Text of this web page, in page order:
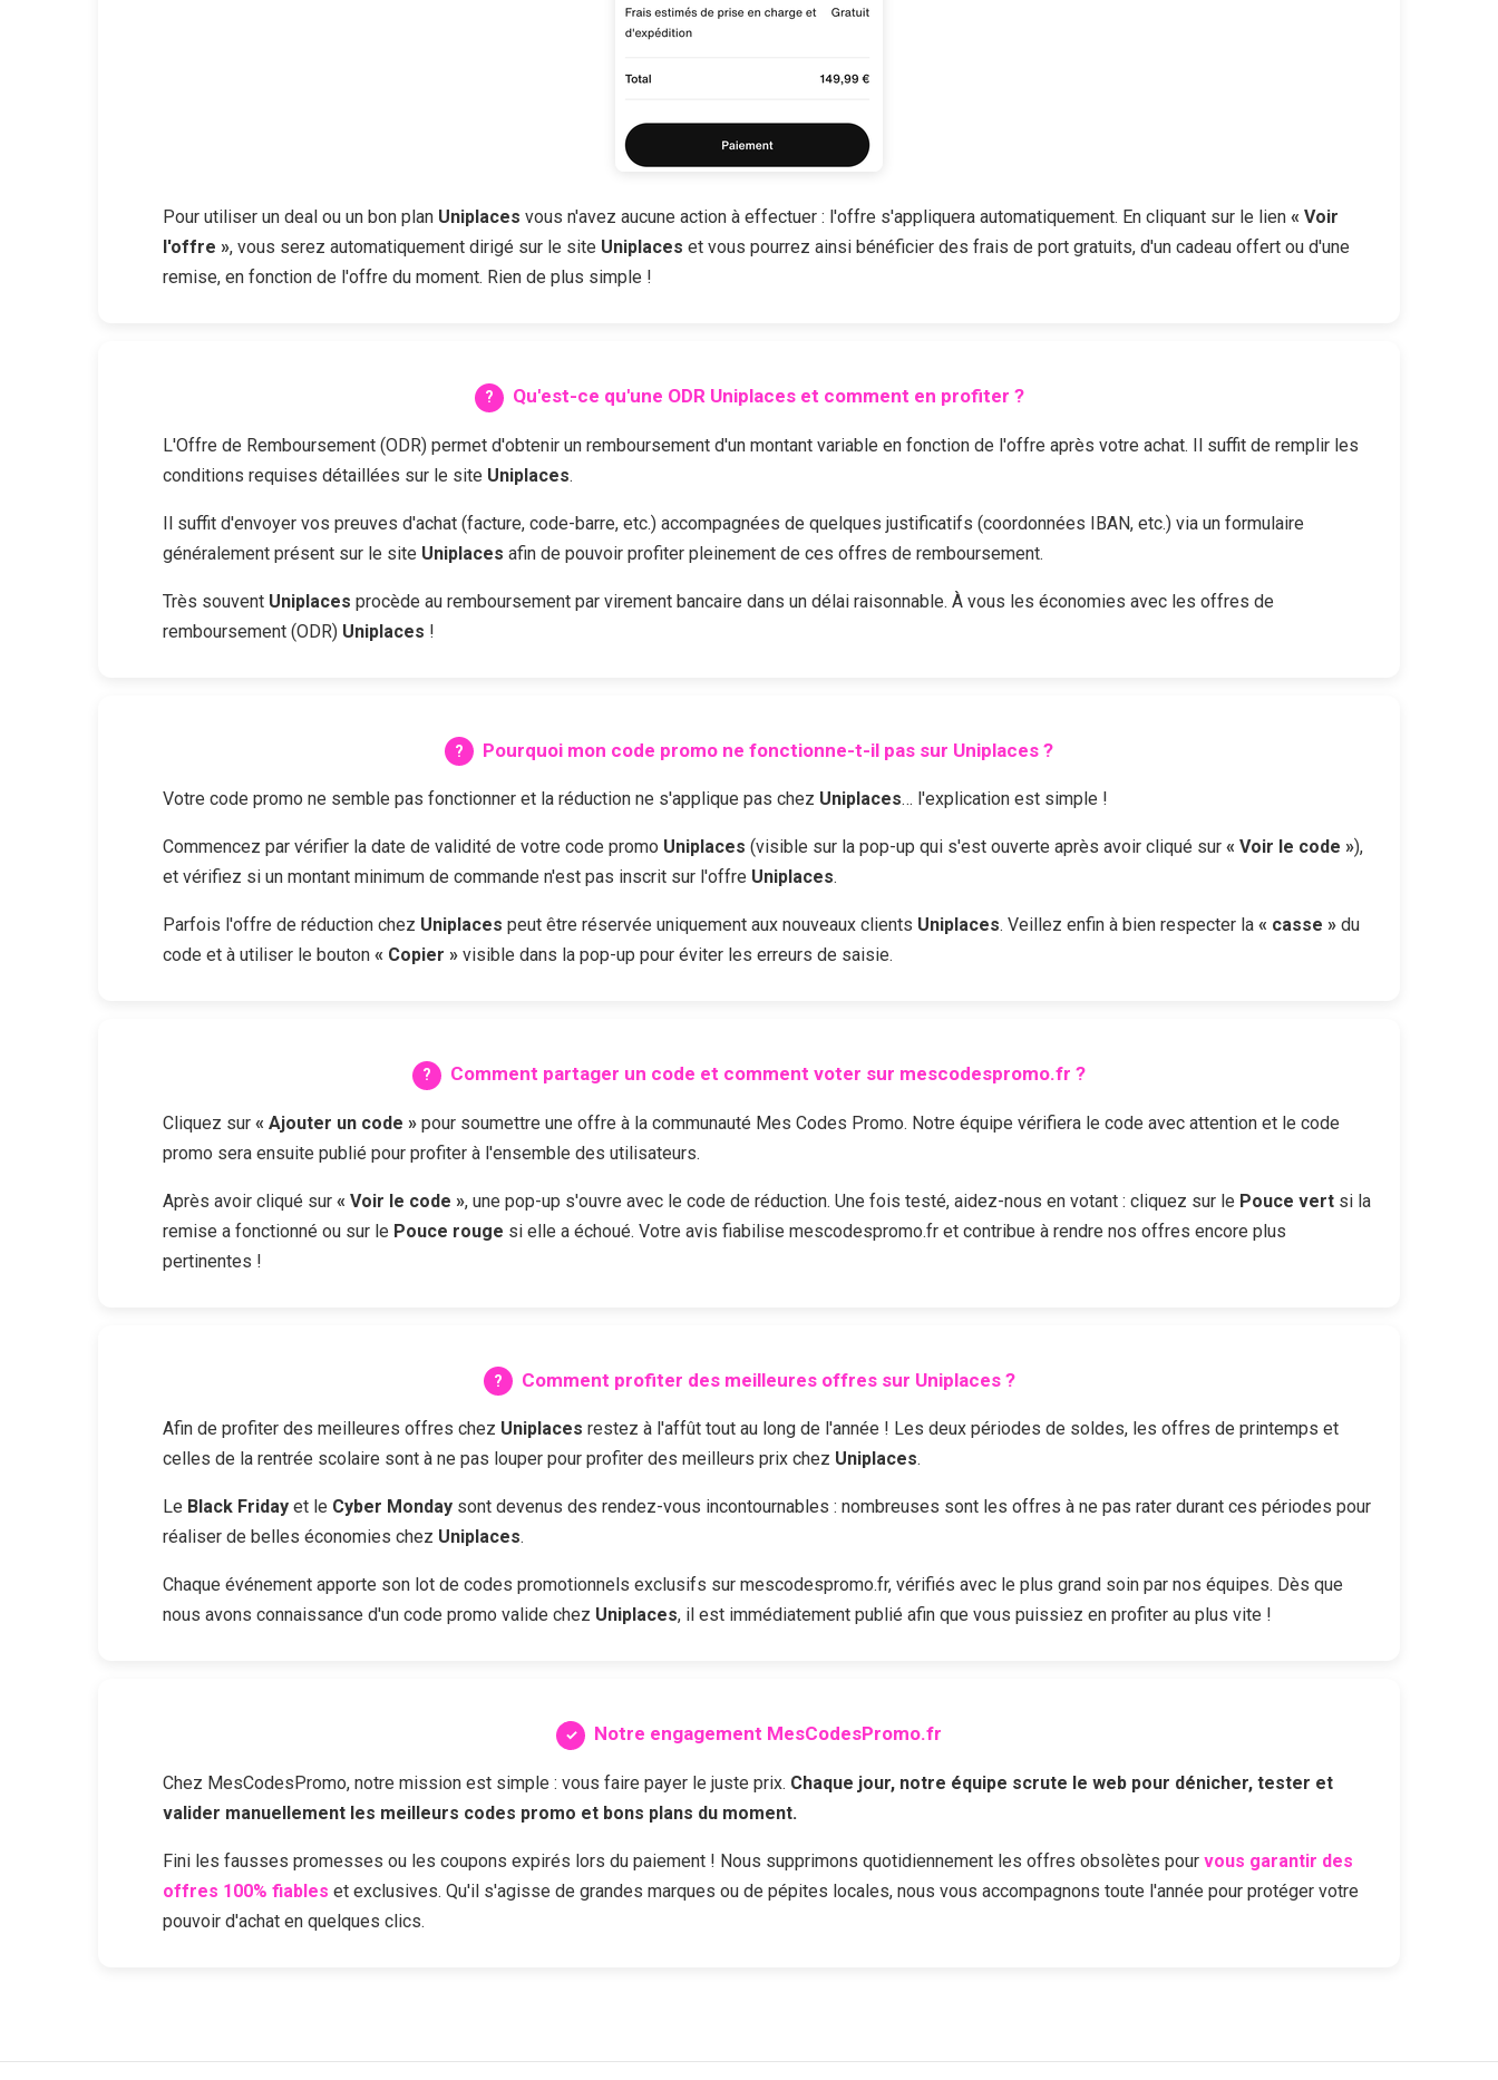
Pour utiliser un deal ou un bon plan Uniplaces vous n'avez aucune action à effectuer : l'offre s'appliquera automatiquement. En cliquant sur le lien « Voir
l'offre », vous serez automatiquement dirigé sur le site Uniplaces et vous pourrez ainsi bénéficier des frais de port gratuits, d'un cadeau offert ou d'une
remise, en fonction de l'offre du moment. Rien de plus simple !
Qu'est-ce qu'une ODR Uniplaceset comment en profiter ?
L'Offre de Remboursement (ODR) permet d'obtenir un remboursement d'un montant variable en fonction de l'offre après votre achat. Il suffit de remplir les
conditions requises détaillées sur le site Uniplaces.
Il suffit d'envoyer vos preuves d'achat (facture, code-barre, etc.) accompagnées de quelques justificatifs (coordonnées IBAN, etc.) via un formulaire
généralement présent sur le site Uniplaces afin de pouvoir profiter pleinement de ces offres de remboursement.
Très souvent Uniplaces procède au remboursement par virement bancaire dans un délai raisonnable. À vous les économies avec les offres de
remboursement (ODR) Uniplaces !
Pourquoi mon code promo ne fonctionne-t-il pas sur Uniplaces ?
Votre code promo ne semble pas fonctionner et la réduction ne s'applique pas chez Uniplaces… l'explication est simple !
Commencez par vérifier la date de validité de votre code promo Uniplaces (visible sur la pop-up qui s'est ouverte après avoir cliqué sur « Voir le code »),
et vérifiez si un montant minimum de commande n'est pas inscrit sur l'offre Uniplaces.
Parfois l'offre de réduction chez Uniplaces peut être réservée uniquement aux nouveaux clients Uniplaces. Veillez enfin à bien respecter la « casse » du
code et à utiliser le bouton « Copier » visible dans la pop-up pour éviter les erreurs de saisie.
Comment partager un code et comment voter sur mescodespromo.fr ?
Cliquez sur « Ajouter un code » pour soumettre une offre à la communauté Mes Codes Promo. Notre équipe vérifiera le code avec attention et le code
promo sera ensuite publié pour profiter à l'ensemble des utilisateurs.
Après avoir cliqué sur « Voir le code », une pop-up s'ouvre avec le code de réduction. Une fois testé, aidez-nous en votant : cliquez sur le Pouce vert si la
remise a fonctionné ou sur le Pouce rouge si elle a échoué. Votre avis fiabilise mescodespromo.fr et contribue à rendre nos offres encore plus
pertinentes !
Comment profiter des meilleures offres sur Uniplaces?
Afin de profiter des meilleures offres chez Uniplaces restez à l'affût tout au long de l'année ! Les deux périodes de soldes, les offres de printemps et
celles de la rentrée scolaire sont à ne pas louper pour profiter des meilleurs prix chez Uniplaces.
Le Black Friday et le Cyber Monday sont devenus des rendez-vous incontournables : nombreuses sont les offres à ne pas rater durant ces périodes pour
réaliser de belles économies chez Uniplaces.
Chaque événement apporte son lot de codes promotionnels exclusifs sur mescodespromo.fr, vérifiés avec le plus grand soin par nos équipes. Dès que
nous avons connaissance d'un code promo valide chez Uniplaces, il est immédiatement publié afin que vous puissiez en profiter au plus vite !
Notre engagement MesCodesPromo.fr
Chez MesCodesPromo, notre mission est simple : vous faire payer le juste prix. Chaque jour, notre équipe scrute le web pour dénicher, tester et
valider manuellement les meilleurs codes promo et bons plans du moment.
Fini les fausses promesses ou les coupons expirés lors du paiement ! Nous supprimons quotidiennement les offres obsolètes pour vous garantir des
offres 100% fiables et exclusives. Qu'il s'agisse de grandes marques ou de pépites locales, nous vous accompagnons toute l'année pour protéger votre
pouvoir d'achat en quelques clics.